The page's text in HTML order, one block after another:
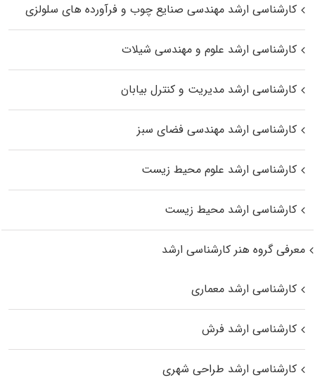
کارشناسی ارشد مهندسی صنایع چوب و فرآورده‌ های سلولزی
کارشناسی ارشد علوم و مهندسی شیلات
کارشناسی ارشد مدیریت و کنترل بیابان
کارشناسی ارشد مهندسی فضای سبز
کارشناسی ارشد علوم محیط‌ زیست
کارشناسی ارشد محیط زیست
معرفی گروه هنر کارشناسی ارشد
کارشناسی ارشد معماری
کارشناسی ارشد فرش
کارشناسی ارشد طراحی شهری